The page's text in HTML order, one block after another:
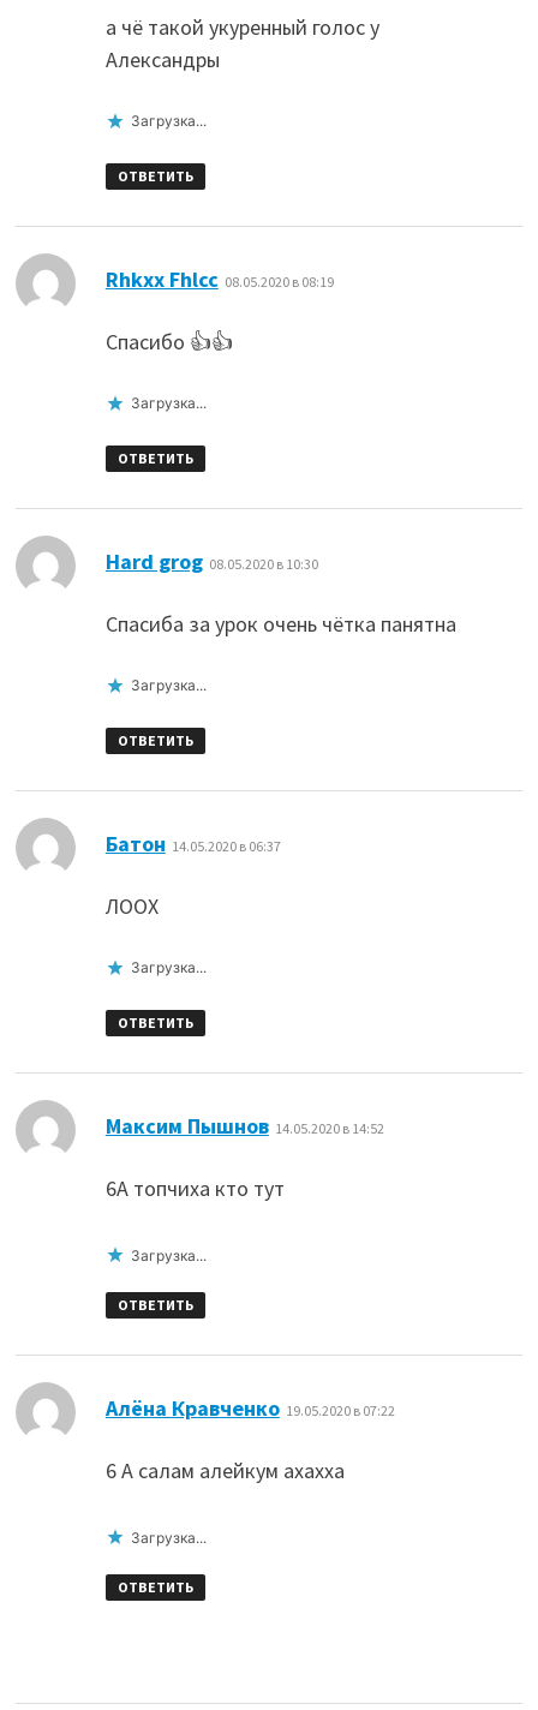
а чё такой укуренный голос у
Александры
Загрузка...
ОТВЕТИТЬ
Rhkxx Fhlcc 08.05.2020 в 08:19
Спасибо 👍👍
Загрузка...
ОТВЕТИТЬ
Hard grog: 08.05.2020 в 10:30
Спасиба за урок очень чётка панятна
Загрузка...
ОТВЕТИТЬ
Батон 14.05.2020 в 06:37
ЛООХ
Загрузка...
ОТВЕТИТЬ
Максим Пышнов: 14.05.2020 в 14:52
6А топчиха кто тут
Загрузка...
ОТВЕТИТЬ
Алёна Кравченко: 19.05.2020 в 07:22
6 А салам алейкум ахахха
Загрузка...
ОТВЕТИТЬ